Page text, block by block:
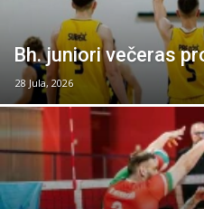
Bh. juniori večeras
28 Jula, 2026